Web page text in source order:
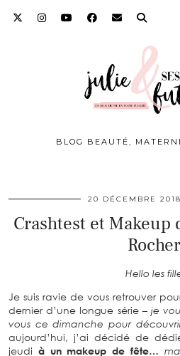
BLOG BEAUTÉ,
20 DÉCEMBRE 2018
Crashtest et Makeup
Hello les
Je suis ravie de vous retrouver
dernier d’une longue série – je
vous ce dimanche pour
aujourd’hui, j’ai décidé de
jeudi à un makeup de fête…